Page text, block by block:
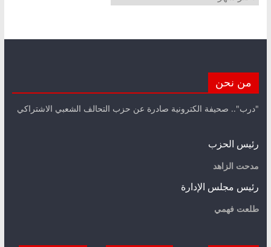
من نحن
"درب".. صحيفة الكترونية صادرة عن حزب التحالف الشعبي الاشتراكي
رئيس الحزب
مدحت الزاهد
رئيس مجلس الإدارة
طلعت فهمي